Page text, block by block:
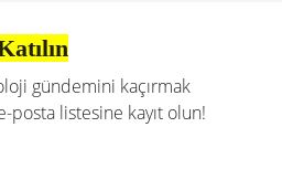
gündemini kaçırmak
posta listesine kayıt olun!